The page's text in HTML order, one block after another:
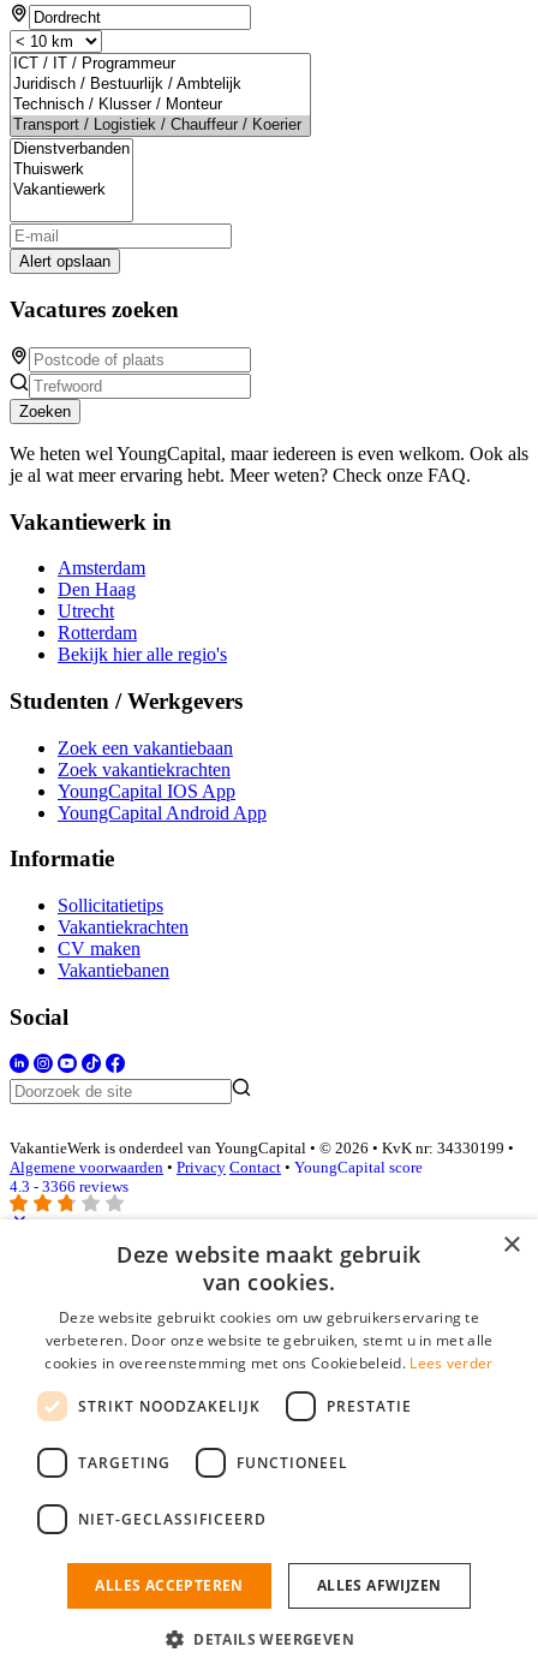
Alert opslaan
Vacatures zoeken
Zoeken
We heten wel YoungCapital, maar iedereen is even welkom. Ook als
je al wat meer ervaring hebt. Meer weten? Check onze FAQ.
Vakantiewerk in
Amsterdam
Den Haag
Utrecht
Rotterdam
Bekijk hier alle regio's
Studenten / Werkgevers
Zoek een vakantiebaan
Zoek vakantiekrachten
YoungCapital IOS App
YoungCapital Android App
Informatie
Sollicitatietips
Vakantiekrachten
CV maken
Vakantiebanen
Social
VakantieWerk is onderdeel van YoungCapital • © 2026 • KvK nr: 34330199 •
Algemene voorwaarden • Privacy Contact • YoungCapital score
4.3 - 3366 reviews
E-mail*
Wachtwoord
login gegevens onthouden
login
Bedrijf aanmelden
nieuwe collega/werknemer zo gevonden!
×
Deze website maakt gebruik
van cookies.
Deze website gebruikt cookies om uw gebruikerservaring te
verbeteren. Door onze website te gebruiken, stemt u in met alle
cookies in overeenstemming met ons Cookiebeleid. Lees verder
STRIKT NOODZAKELIJK PRESTATIE
TARGETING FUNCTIONEEL
NIET-GECLASSIFICEERD
ALLES ACCEPTEREN ALLES AFWIJZEN
DETAILS WEERGEVEN